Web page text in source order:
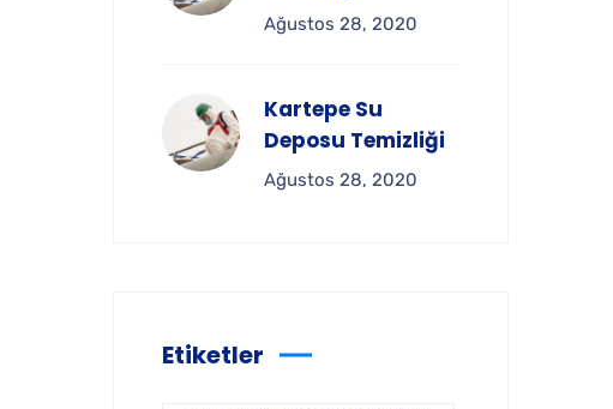
Ağustos 28, 2020
Kartepe Su
Deposu Temizliği
Ağustos 28, 2020
Etiketler